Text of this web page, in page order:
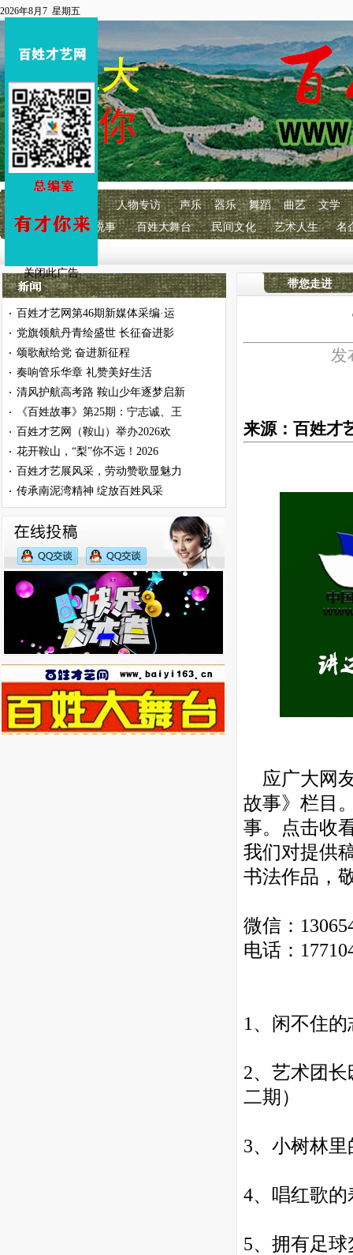
2026年8月7 星期五
人物专访 声乐 器乐 舞蹈 曲艺
文学
明星经纪
百艺说事 百姓大舞台 民间文化 艺术人生 名
· 百姓才艺网第46期新媒体采编·运
· 党旗领航丹青绘盛世 长征奋进影
· 颂歌献给党 奋进新征程
· 奏响管乐华章 礼赞美好生活
· 清风护航高考路 鞍山少年逐梦启新
· 《百姓故事》第25期：宁志诚、王
· 百姓才艺网（鞍山）举办2026欢
· 花开鞍山，“梨”你不远！2026
· 百姓才艺展风采，劳动赞歌显魅力
· 传承南泥湾精神 绽放百姓风采
带您走进
发
来源：百姓才
应广大网
故事》 栏目
事。点击收
我们对提供
书法作品，
微信：
电话：
1 、 闲不住
2、 艺术团长
二期）
3、 小树林里
4、 唱红歌
5、 拥有足球